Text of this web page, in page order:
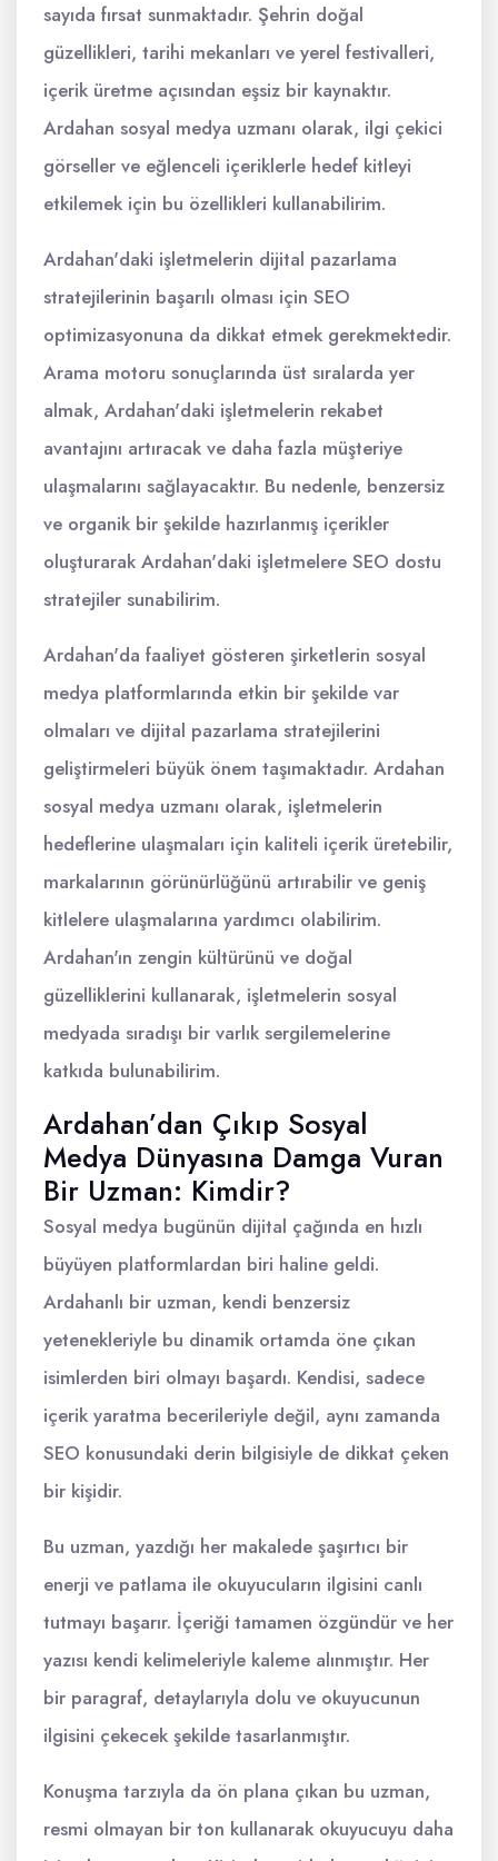
sayıda fırsat sunmaktadır. Şehrin doğal
güzellikleri, tarihi mekanları ve yerel festivalleri,
içerik üretme açısından eşsiz bir kaynaktır.
Ardahan sosyal medya uzmanı olarak, ilgi çekici
görseller ve eğlenceli içeriklerle hedef kitleyi
etkilemek için bu özellikleri kullanabilirim.
Ardahan'daki işletmelerin dijital pazarlama
stratejilerinin başarılı olması için SEO
optimizasyonuna da dikkat etmek gerekmektedir.
Arama motoru sonuçlarında üst sıralarda yer
almak, Ardahan'daki işletmelerin rekabet
avantajını artıracak ve daha fazla müşteriye
ulaşmalarını sağlayacaktır. Bu nedenle, benzersiz
ve organik bir şekilde hazırlanmış içerikler
oluşturarak Ardahan'daki işletmelere SEO dostu
stratejiler sunabilirim.
Ardahan'da faaliyet gösteren şirketlerin sosyal
medya platformlarında etkin bir şekilde var
olmaları ve dijital pazarlama stratejilerini
geliştirmeleri büyük önem taşımaktadır. Ardahan
sosyal medya uzmanı olarak, işletmelerin
hedeflerine ulaşmaları için kaliteli içerik üretebilir,
markalarının görünürlüğünü artırabilir ve geniş
kitlelere ulaşmalarına yardımcı olabilirim.
Ardahan'ın zengin kültürünü ve doğal
güzelliklerini kullanarak, işletmelerin sosyal
medyada sıradışı bir varlık sergilemelerine
katkıda bulunabilirim.
Ardahan’dan Çıkıp Sosyal
Medya Dünyasına Damga Vuran
Bir Uzman: Kimdir?
Sosyal medya bugünün dijital çağında en hızlı
büyüyen platformlardan biri haline geldi.
Ardahanlı bir uzman, kendi benzersiz
yetenekleriyle bu dinamik ortamda öne çıkan
isimlerden biri olmayı başardı. Kendisi, sadece
içerik yaratma becerileriyle değil, aynı zamanda
SEO konusundaki derin bilgisiyle de dikkat çeken
bir kişidir.
Bu uzman, yazdığı her makalede şaşırtıcı bir
enerji ve patlama ile okuyucuların ilgisini canlı
tutmayı başarır. İçeriği tamamen özgündür ve her
yazısı kendi kelimeleriyle kaleme alınmıştır. Her
bir paragraf, detaylarıyla dolu ve okuyucunun
ilgisini çekecek şekilde tasarlanmıştır.
Konuşma tarzıyla da ön plana çıkan bu uzman,
resmi olmayan bir ton kullanarak okuyucuyu daha